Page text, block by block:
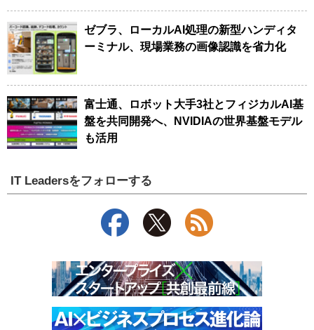
ゼブラ、ローカルAI処理の新型ハンディタ
ーミナル、現場業務の画像認識を省力化
富士通、ロボット大手3社とフィジカルAI基
盤を共同開発へ、NVIDIAの世界基盤モデル
も活用
IT Leadersをフォローする